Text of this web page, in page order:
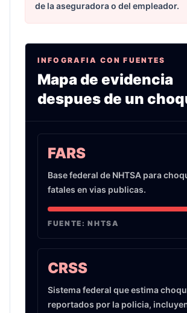
de la aseguradora o del empleador.
INFOGRAFIA CON FUENTES
Mapa de evidencia
despues de un
FARS
Base federal de NHTSA para
fatales en vias publicas.
FUENTE:NHTSA
CRSS
Sistema federal que estima
reportados por la policia,